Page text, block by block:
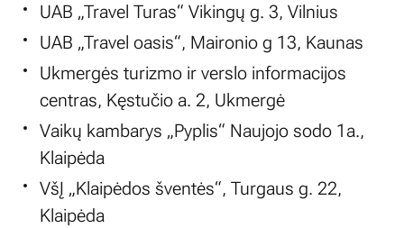
UAB „Travel Turas“ Vikingų g. 3, Vilnius
UAB „Travel oasis“, Maironio g 13, Kaunas
Ukmergės turizmo ir verslo informacijos
centras, Kęstučio a. 2, Ukmergė
Vaikų kambarys „Pyplis“ Naujojo sodo 1a.,
Klaipėda
VšĮ „Klaipėdos šventės“, Turgaus g. 22,
Klaipėda